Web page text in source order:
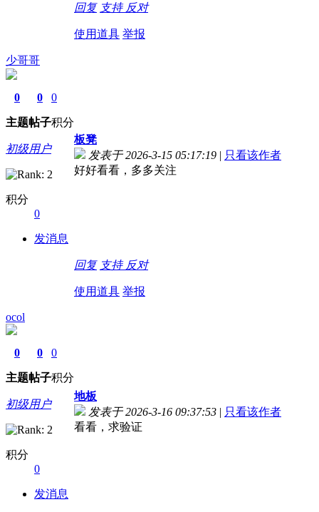
回复 支持 反对
使用道具 举报
少哥哥
0
主题
0
帖子
0
积分
初级用户
积分
0
发消息
板凳
发表于 2026-3-15 05:17:19 | 只看该作者
好好看看，多多关注
回复 支持 反对
使用道具 举报
ocol
0
主题
0
帖子
0
积分
初级用户
积分
0
发消息
地板
发表于 2026-3-16 09:37:53 | 只看该作者
看看，求验证